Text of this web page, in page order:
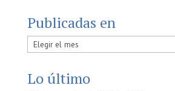
Publicadas en
Publicadas
en
Lo último